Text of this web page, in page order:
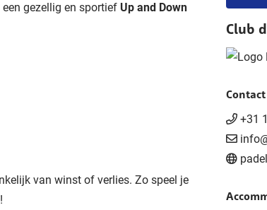
een gezellig en sportief Up and Down
van winst of verlies. Zo speel je
Club
Contact
+31